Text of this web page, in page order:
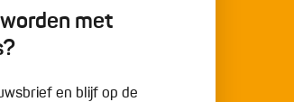
met
en blijf op de